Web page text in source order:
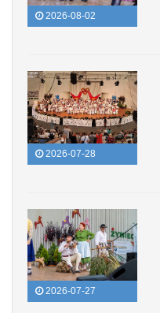
2026-08-02
2026-07-28
2026-07-27